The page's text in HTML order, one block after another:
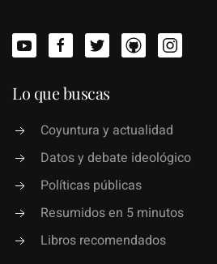
Lo que buscas
Coyuntura y actualidad
Datos y debate ideológico
Políticas públicas
Resumidos en 5 minutos
Libros recomendados